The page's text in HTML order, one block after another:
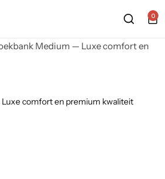
0
Medium — Luxe comfort en
comfort en premium kwaliteit